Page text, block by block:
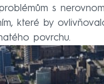
s
které by
povrchu.